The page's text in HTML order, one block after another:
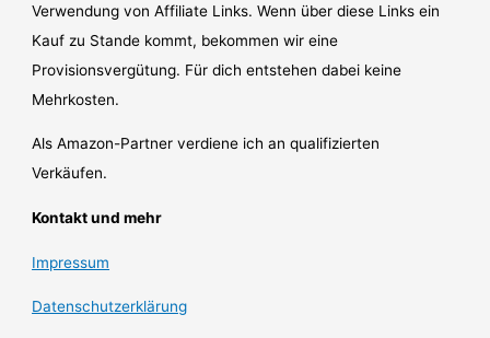
Verwendung von Affiliate Links. Wenn über diese Links ein
Kauf zu Stande kommt, bekommen wir eine
Provisionsvergütung. Für dich entstehen dabei keine
Mehrkosten.
Als Amazon-Partner verdiene ich an qualifizierten
Verkäufen.
Kontakt und mehr
Impressum
Datenschutzerklärung